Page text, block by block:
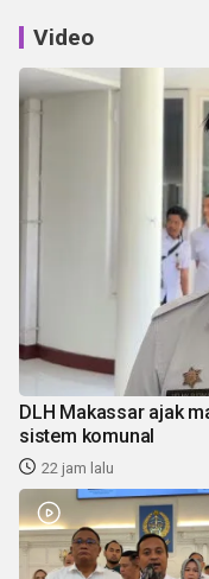
Video
DLH Makassar ajak
sistem komunal
22 jam lalu